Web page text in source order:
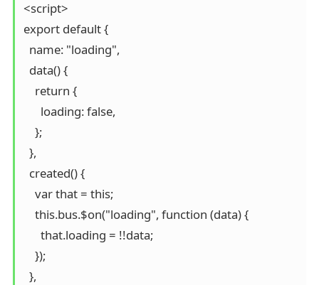
<script>
export default {
  name: "loading",
  data() {
    return {
      loading: false,
    };
  },
  created() {
    var that = this;
    this.bus.$on("loading", function (data) {
      that.loading = !!data;
    });
  },